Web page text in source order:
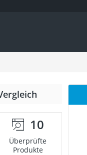
10
Überprüfte
Produkte